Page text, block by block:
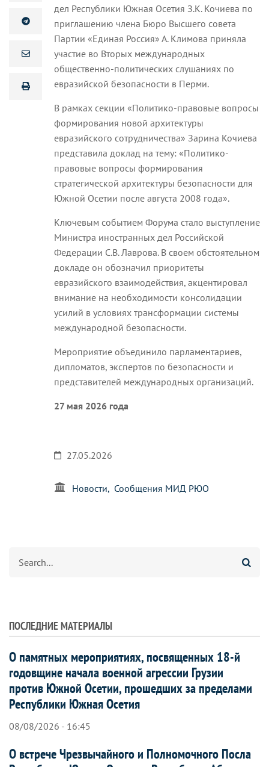
дел Республики Южная Осетия З.К. Кочиева по
приглашению члена Бюро Высшего совета
Партии «Единая Россия» А. Климова приняла
участие во Вторых международных
общественно-политических слушаниях по
евразийской безопасности в Перми.
В рамках секции «Политико-правовые вопросы
формирования новой архитектуры
евразийского сотрудничества» Зарина Кочиева
представила доклад на тему: «Политико-
правовые вопросы формирования
стратегической архитектуры безопасности для
Южной Осетии после августа 2008 года».
Ключевым событием Форума стало выступление
Министра иностранных дел Российской
Федерации С.В. Лаврова. В своем обстоятельном
докладе он обозначил приоритеты
евразийского взаимодействия, акцентировал
внимание на необходимости консолидации
усилий в условиях трансформации системы
международной безопасности.
Мероприятие объединило парламентариев,
дипломатов, экспертов по безопасности и
представителей международных организаций.
27 мая 2026 года
27.05.2026
Новости Сообщения МИД РЮО
ПОСЛЕДНИЕ МАТЕРИАЛЫ
О памятных мероприятиях, посвященных 18-й
годовщине начала военной агрессии Грузии
против Южной Осетии, прошедших за пределами
Республики Южная Осетия
08/08/2026 - 16:45
О встрече Чрезвычайного и Полномочного Посла